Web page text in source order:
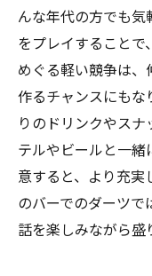
んな年代の方でも気
をプレイすることで
めぐる軽い競争は、
作るチャンスにもな
りのドリンクやス
テルやビールと一緒
意すると、より充実
のバーでのダーツで
話を楽しみながら盛